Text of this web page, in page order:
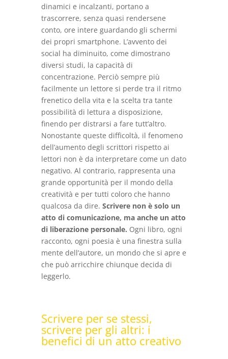
dinamici e incalzanti, portano a
trascorrere, senza quasi rendersene
conto, ore intere guardando gli schermi
dei propri smartphone. L’avvento dei
social ha diminuito, come dimostrano
diversi studi, la capacità di
concentrazione. Perciò sempre più
facilmente un lettore si perde tra il ritmo
frenetico della vita e la scelta tra tante
possibilità di lettura a disposizione,
finendo per distrarsi a fare tutt’altro.
Nonostante queste difficoltà, il fenomeno
dell’aumento degli scrittori rispetto ai
lettori non è da interpretare come un dato
negativo. Al contrario, rappresenta una
grande opportunità per il mondo della
creatività e per tutti coloro che hanno
qualcosa da dire. Scrivere non è solo un
atto di comunicazione, ma anche un atto
di liberazione personale. Ogni libro, ogni
racconto, ogni poesia è una finestra sulla
mente dell’autore, un mondo che si apre e
che può arricchire chiunque decida di
leggerlo.
Scrivere per se stessi,
scrivere per gli altri: i
benefici di un atto creativo